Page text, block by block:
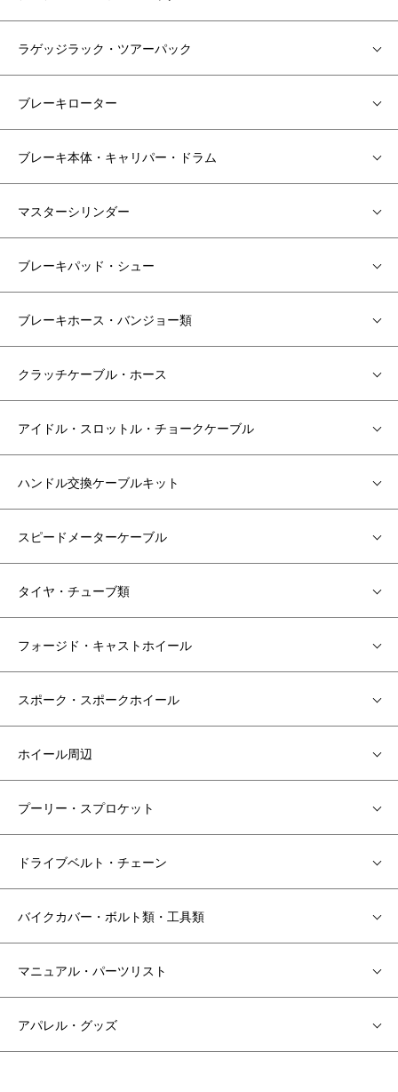
ラゲッジラック・ツアーパック
ブレーキローター
ブレーキ本体・キャリパー・ドラム
マスターシリンダー
ブレーキパッド・シュー
ブレーキホース・バンジョー類
クラッチケーブル・ホース
アイドル・スロットル・チョークケーブル
ハンドル交換ケーブルキット
スピードメーターケーブル
タイヤ・チューブ類
フォージド・キャストホイール
スポーク・スポークホイール
ホイール周辺
プーリー・スプロケット
ドライブベルト・チェーン
バイクカバー・ボルト類・工具類
マニュアル・パーツリスト
アパレル・グッズ